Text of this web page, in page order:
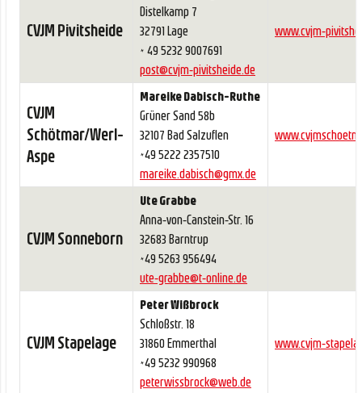
CVJM Pivitsheide
Distelkamp 7
32791 Lage
+ 49 5232 9007691
post@cvjm-pivitsheide.de
www.cvjm-
CVJM
Schötmar/Werl-
Aspe
Mareike Dabisch-Ruthe
Grüner Sand 58b
32107 Bad Salzuflen
+49 5222 2357510
mareike.dabisch@gmx.de
CVJM Sonneborn
Ute Grabbe
Anna-von-Canstein-Str. 16
32683 Barntrup
+49 5263 956494
ute-grabbe@t-online.de
CVJM Stapelage
Peter Wißbrock
Schloßstr. 18
31860 Emmerthal
+49 5232 990968
peterwissbrock@web.de
www.cvjm-